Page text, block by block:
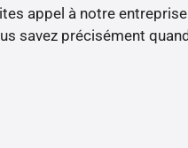
appel à notre
savez précisément